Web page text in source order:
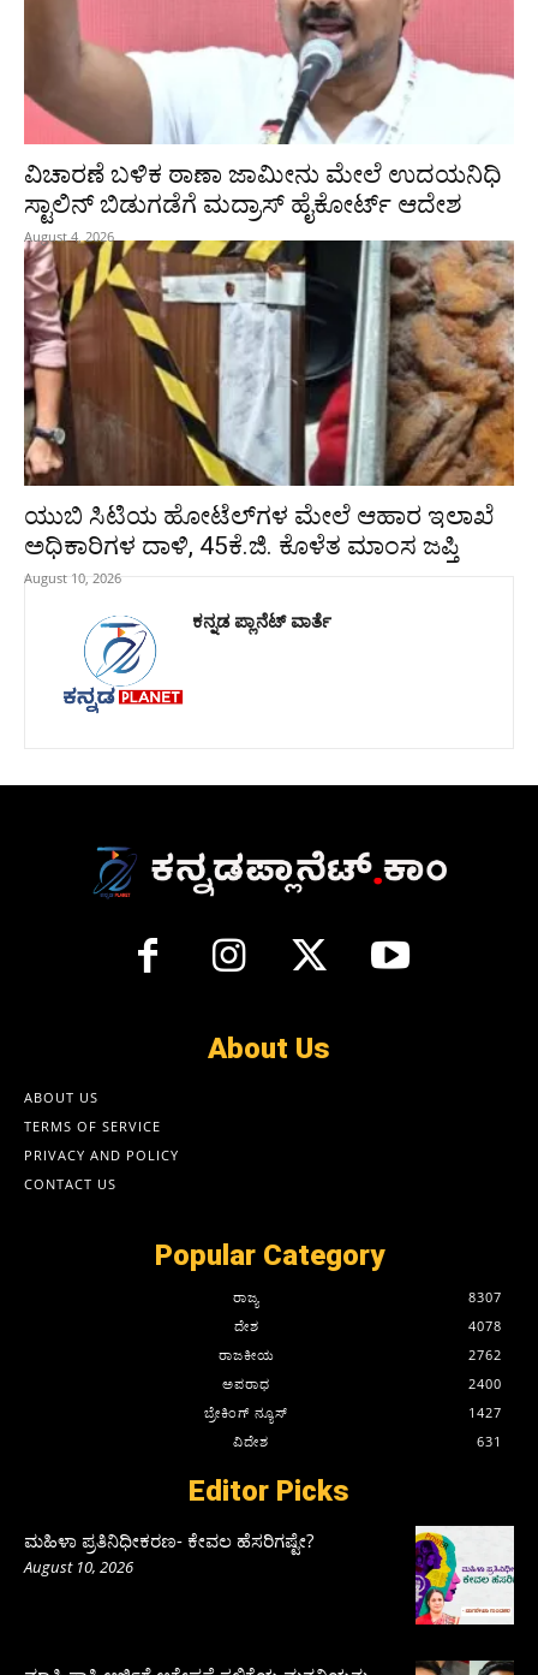
ವಿಚಾರಣೆ ಬಳಿಕ ಠಾಣಾ ಜಾಮೀನು ಮೇಲೆ ಉದಯನಿಧಿ
ಸ್ಟಾಲಿನ್‌ ಬಿಡುಗಡೆಗೆ ಮದ್ರಾಸ್‌ ಹೈಕೋರ್ಟ್‌ ಆದೇಶ
August 4, 2026
ಯುಬಿ ಸಿಟಿಯ ಹೋಟೆಲ್‌ಗಳ ಮೇಲೆ ಆಹಾರ ಇಲಾಖೆ
ಅಧಿಕಾರಿಗಳ ದಾಳಿ, 45ಕೆ.ಜಿ. ಕೊಳೆತ ಮಾಂಸ ಜಪ್ತಿ
August 10, 2026
ಕನ್ನಡ ಪ್ಲಾನೆಟ್ ವಾರ್ತೆ
About Us
ABOUT US
TERMS OF SERVICE
PRIVACY AND POLICY
CONTACT US
Popular Category
ರಾಜ್ಯ
8307
ದೇಶ
4078
ರಾಜಕೀಯ
2762
ಅಪರಾಧ
2400
ಬ್ರೇಕಿಂಗ್ ನ್ಯೂಸ್
1427
ವಿದೇಶ
631
Editor Picks
ಮಹಿಳಾ ಪ್ರತಿನಿಧೀಕರಣ- ಕೇವಲ ಹೆಸರಿಗಷ್ಟೇ?
August 10, 2026